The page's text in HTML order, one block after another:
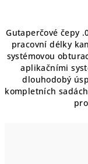
Gutaperčové čepy
pracovní délky
systémovou
aplikačními
dlouhodobý
kompletních